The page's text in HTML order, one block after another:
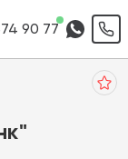
90 77